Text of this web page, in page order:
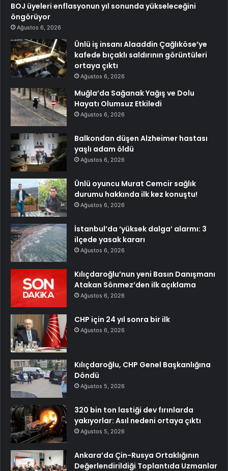
BOJ üyeleri enflasyonun yıl sonunda yükseleceğini
öngörüyor
Ağustos 6, 2026
Ünlü iş insanı Alaaddin Çağlıköse’ye
kafede bıçaklı saldırının görüntüleri
ortaya çıktı
Ağustos 6, 2026
Muğla’da Sağanak Yağış ve Dolu
Hayatı Olumsuz Etkiledi
Ağustos 6, 2026
Balkondan düşen Alzheimer hastası
yaşlı adam öldü
Ağustos 6, 2026
Ünlü oyuncu Murat Cemcir sağlık
durumu hakkında ilk kez konuştu!
Ağustos 6, 2026
İstanbul’da ‘yüksek dalga’ alarmı: 3
ilçede yasak kararı
Ağustos 6, 2026
Kılıçdaroğlu’nun yeni Basın Danışmanı
Atakan Sönmez’den ilk açıklama
Ağustos 6, 2026
CHP için 24 yıl sonra bir ilk
Ağustos 6, 2026
Kılıçdaroğlu, CHP Genel Başkanlığına
Döndü
Ağustos 5, 2026
320 bin ton lastiği dev fırınlarda
yakıyorlar: Asıl nedeni ortaya çıktı
Ağustos 5, 2026
Ankara’da Çin-Rusya Ortaklığının
Değerlendirildiği Toplantıda Uzmanlar